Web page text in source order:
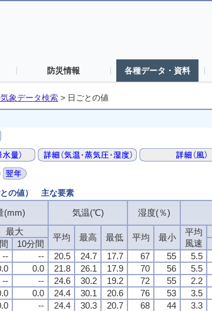
防災情報 各種データ・資料
象データ検索 > 日ごとの値
の値） 主な要素
(mm) 気温(℃) 湿度(％)
最大
平均 最高 最低 平均 最小
平均
風速
10分間
-- -- 20.5 24.7 17.7 67 55 5.5
0.0 21.8 26.1 17.9 70 56 5.5
-- -- 24.6 30.2 19.2 72 55 2.2
0.0 24.4 30.1 20.6 76 53 3.5
-- 24.4 30.3 20.7 68 44 3.3